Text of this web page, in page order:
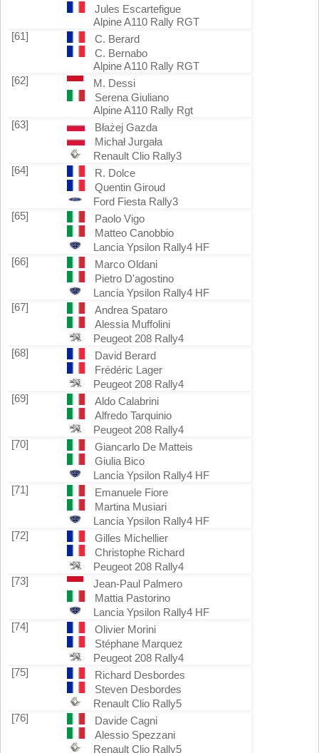
Jules Escartefigue
Alpine A110 Rally RGT
[61]
C. Berard
C. Bernabo
Alpine A110 Rally RGT
[62]
M. Dessi
Serena Giuliano
Alpine A110 Rally Rgt
[63]
Błażej Gazda
Michał Jurgała
Renault Clio Rally3
[64]
R. Dolce
Quentin Giroud
Ford Fiesta Rally3
[65]
Paolo Vigo
Matteo Canobbio
Lancia Ypsilon Rally4 HF
[66]
Marco Oldani
Pietro D'agostino
Lancia Ypsilon Rally4 HF
[67]
Andrea Spataro
Alessia Muffolini
Peugeot 208 Rally4
[68]
David Berard
Frédéric Lager
Peugeot 208 Rally4
[69]
Aldo Calabrini
Alfredo Tarquinio
Peugeot 208 Rally4
[70]
Giancarlo De Matteis
Giulia Bico
Lancia Ypsilon Rally4 HF
[71]
Emanuele Fiore
Martina Musiari
Lancia Ypsilon Rally4 HF
[72]
Gilles Michellier
Christophe Richard
Peugeot 208 Rally4
[73]
Jean-Paul Palmero
Mattia Pastorino
Lancia Ypsilon Rally4 HF
[74]
Olivier Morini
Stéphane Marquez
Peugeot 208 Rally4
[75]
Richard Desbordes
Steven Desbordes
Renault Clio Rally5
[76]
Davide Cagni
Alessio Spezzani
Renault Clio Rally5